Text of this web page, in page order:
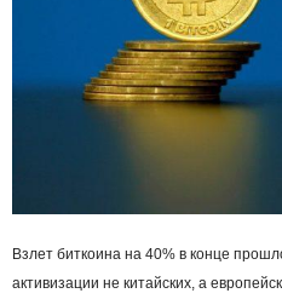
Взлет биткоина на 40% в конце
активизации не китайских, а